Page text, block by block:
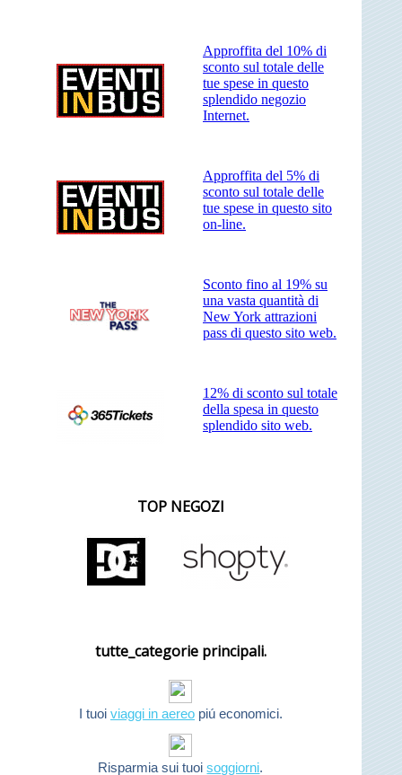
Approffita del 10% di
sconto sul totale delle
tue spese in questo
splendido negozio
Internet.
Approffita del 5% di
sconto sul totale delle
tue spese in questo sito
on-line.
Sconto fino al 19% su
una vasta quantità di
New York attrazioni
pass di questo sito web.
12% di sconto sul totale
della spesa in questo
splendido sito web.
TOP NEGOZI
tutte_categorie principali.
I tuoi viaggi in aereopiú economici.
Risparmia sui tuoisoggiorni.